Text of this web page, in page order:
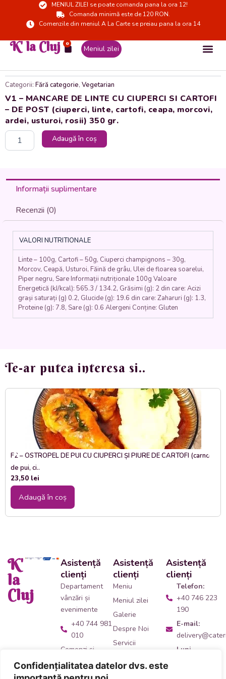
Confidențialitatea datelor dvs. este
MENIUL ZILEI se poate comanda pana la ora 12!
Comanda minimă este de 120 RON.
Comenzile din meniul A La Carte se preiau pana la ora 14
K' la Cluj 0
Cart Meniul zilei
Categorii: Fără categorie, Vegetarian
V1 – MANCARE DE LINTE CU CIUPERCI SI CARTOFI
– DE POST (ciuperci, linte, cartofi, ceapa, morcovi,
ardei, usturoi, rosii) 350 gr.
Cantitate
LINTE
CIUPERCI
POST
(ciuperci,
linte,
cartofi,
ceapa,
morcovi,
ardei,
Adaugă în coș
Informații suplimentare
Recenzii (0)
VALORI NUTRITIONALE
Linte – 100g, Cartofi – 50g, Ciuperci champignons – 30g,
Morcov, Ceapă, Usturoi, Făină de grâu, Ulei de floarea soarelui,
Piper negru, Sare Informații nutriționale 100g Valoare
Energetică (kJ/kcal): 565.3 / 134.2, Grăsimi (g): 2 din care: Acizi
grași saturați (g) 0.2, Glucide (g): 19.6 din care: Zaharuri (g): 1.3,
Proteine (g): 7.8, Sare (g): 0.6 Alergeni Conține: Gluten
Te-ar putea interesa si..
F2 – OSTROPEL DE PUI CU CIUPERCI ȘI PIURE DE CARTOFI (carne
de pui, ci..
23,50 lei
Adaugă în coș
K'
la
Cluj
Asistență
clienți
Departament
vânzări și
evenimente
+40 744 981
010
Comenzi și
livrări catering
+40 746 223
Asistență
clienți
Meniu
Meniul zilei
Galerie
Despre Noi
Servicii
Asistență
clienți
Telefon:
+40 746 223
190
E-mail:
Luni -